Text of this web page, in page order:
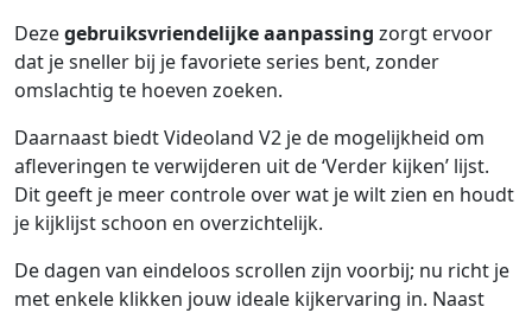
Dezegebruiksvriendelijke aanpassing zorgt ervoor
dat je sneller bij je favoriete series bent, zonder
omslachtig te hoeven zoeken.
Daarnaast biedt Videoland V2 je de mogelijkheid om
afleveringen te verwijderen uit de ‘Verder kijken’ lijst.
Dit geeft je meer controle over wat je wilt zien en houdt
je kijklijst schoon en overzichtelijk.
De dagen van eindeloos scrollen zijn voorbij; nu richt je
met enkele klikken jouw ideale kijkervaring in. Naast